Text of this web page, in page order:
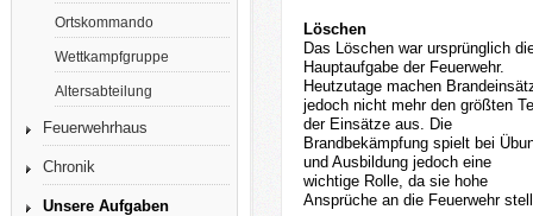
Ortskommando
Wettkampfgruppe
Altersabteilung
Feuerwehrhaus
Chronik
Unsere Aufgaben
Löschen
Das Löschen war ursprünglich
Hauptaufgabe der Feuerwehr.
Heutzutage machen
jedoch nicht mehr den größten
der Einsätze aus. Die
Brandbekämpfung spielt bei
und Ausbildung jedoch eine
wichtige Rolle, da sie hohe
Ansprüche an die Feuerwehr